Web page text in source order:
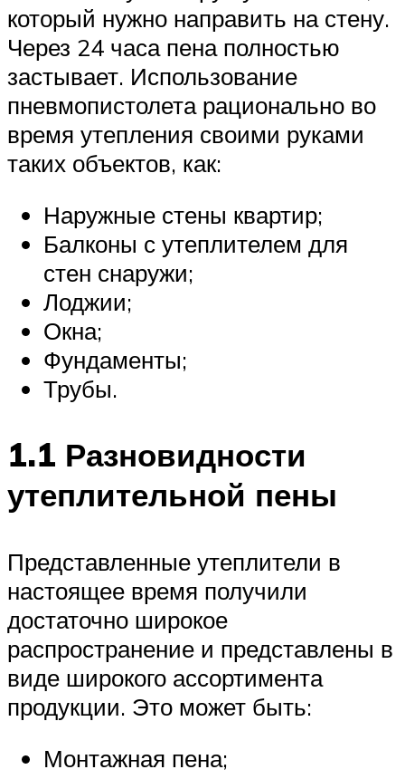
который нужно направить на стену.
Через 24 часа пена полностью
застывает. Использование
пневмопистолета рационально во
время утепления своими руками
таких объектов, как:
Наружные стены квартир;
Балконы с утеплителем для
стен снаружи;
Лоджии;
Окна;
Фундаменты;
Трубы.
1.1 Разновидности
утеплительной пены
Представленные утеплители в
настоящее время получили
достаточно широкое
распространение и представлены в
виде широкого ассортимента
продукции. Это может быть:
Монтажная пена;